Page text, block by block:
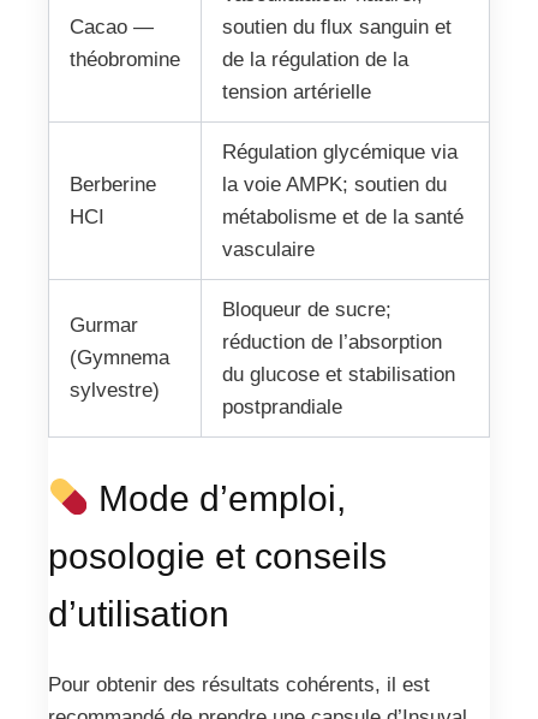
Cacao —
théobromine
soutien du flux sanguin et
de la régulation de la
tension artérielle
Berberine
HCI
Régulation glycémique via
la voie AMPK; soutien du
métabolisme et de la santé
vasculaire
Gurmar
(Gymnema
sylvestre)
Bloqueur de sucre;
réduction de l’absorption
du glucose et stabilisation
postprandiale
Mode d’emploi,
posologie et conseils
d’utilisation
Pour obtenir des résultats cohérents, il est